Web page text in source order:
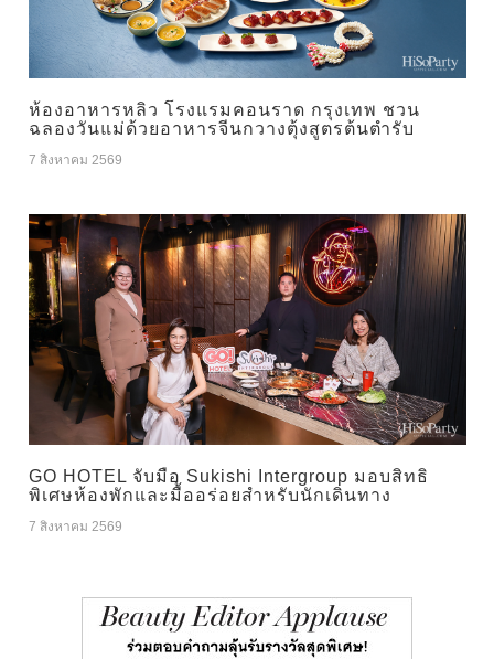
ห้องอาหารหลิว โรงแรมคอนราด กรุงเทพ ชวน
ฉลองวันแม่ด้วยอาหารจีนกวางตุ้งสูตรต้นตำรับ
7 สิงหาคม 2569
GO HOTEL จับมือ Sukishi Intergroup มอบสิทธิ
พิเศษห้องพักและมื้ออร่อยสำหรับนักเดินทาง
7 สิงหาคม 2569